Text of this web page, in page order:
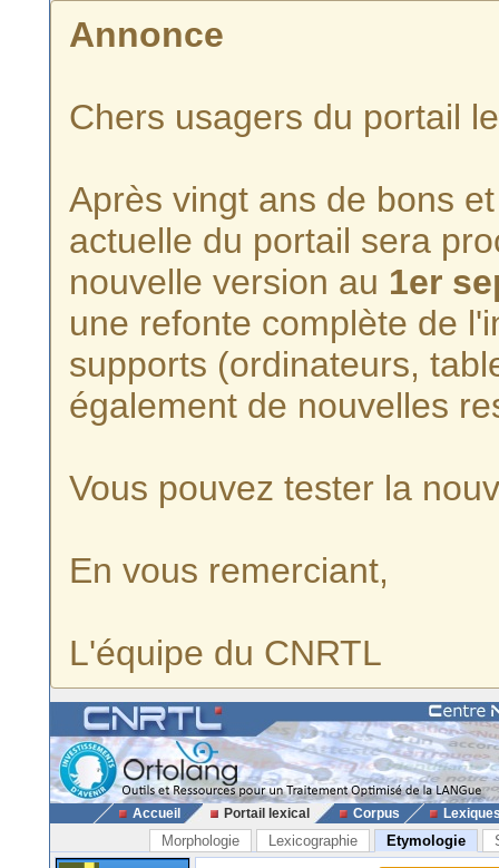
Annonce
Chers usagers du portail
Après vingt ans de bons
actuelle du portail sera
nouvelle version au 1er
une refonte complète de
supports (ordinateurs,
également de nouvelles
Vous pouvez tester la
En vous remerciant,
L'équipe du CNRTL
Accueil Portail lexical Corpus
Morphologie Lexicographie Etymologie